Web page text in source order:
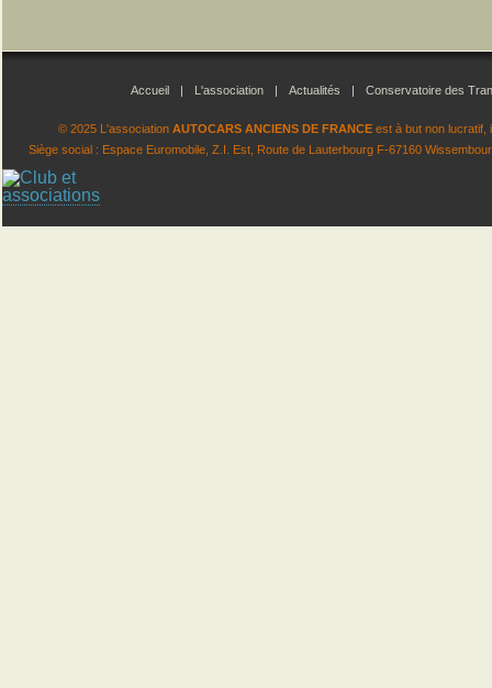
Accueil | L'association | Actualités | Conservatoire des
© 2025 L'association AUTOCARS ANCIENS DE FRANCE est à but non lucratif,
Siège social : Espace Euromobile, Z.I. Est, Route de Lauterbourg F-67160